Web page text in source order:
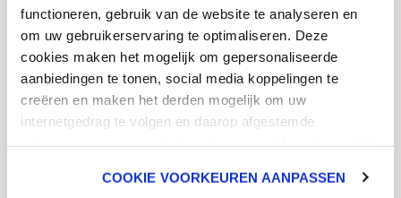
functioneren, gebruik van de website te analyseren en
om uw gebruikerservaring te optimaliseren. Deze
cookies maken het mogelijk om gepersonaliseerde
aanbiedingen te tonen, social media koppelingen te
creëren en maken het derden mogelijk om uw
internetgedrag te volgen en daarop afgestemde
te passen. U klikt dan op 'cookie voorkeuren aanpassen'.
COOKIE VOORKEUREN AANPASSEN
Inclusief Opties
Exclusief